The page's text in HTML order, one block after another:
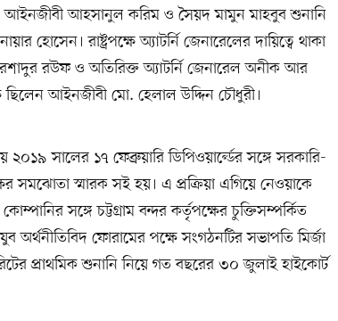
আইনজীবী আহসানুল করিম ও সৈয়দ মামুন মাহবুব শুনানি
রাষ্ট্রপক্ষে অ্যাটর্নি জেনারেলের দায়িত্বে থাকা
রউফ ও অতিরিক্ত অ্যাটর্নি জেনারেল অনীক আর
ছিলেন আইনজীবী মো. হেলাল উদ্দিন চৌধুরী।
২০১৯ সালের ১৭ ফেব্রুয়ারি ডিপিওয়ার্ল্ডের সঙ্গে সরকারি-
সমঝোতা স্মারক সই হয়। এ প্রক্রিয়া এগিয়ে নেওয়াকে
সঙ্গে চট্টগ্রাম বন্দর কর্তৃপক্ষের চুক্তিসম্পর্কিত
অর্থনীতিবিদ ফোরামের পক্ষে সংগঠনটির সভাপতি মির্জা
প্রাথমিক শুনানি নিয়ে গত বছরের ৩০ জুলাই হাইকোর্ট